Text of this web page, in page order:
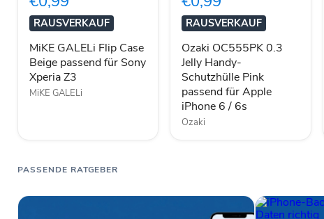
passend
für
Sony
Xperia
Z3
RAUSVERKAUF
MiKE GALELi Flip Case
Beige passend für Sony
Xperia Z3
MiKE GALELi
Schutzhülle
Pink
passend
für
Apple
iPhone
6
/
6s
RAUSVERKAUF
Ozaki OC555PK 0.3
Jelly Handy-
Schutzhülle Pink
passend für Apple
iPhone 6 / 6s
Ozaki
PASSENDE RATGEBER